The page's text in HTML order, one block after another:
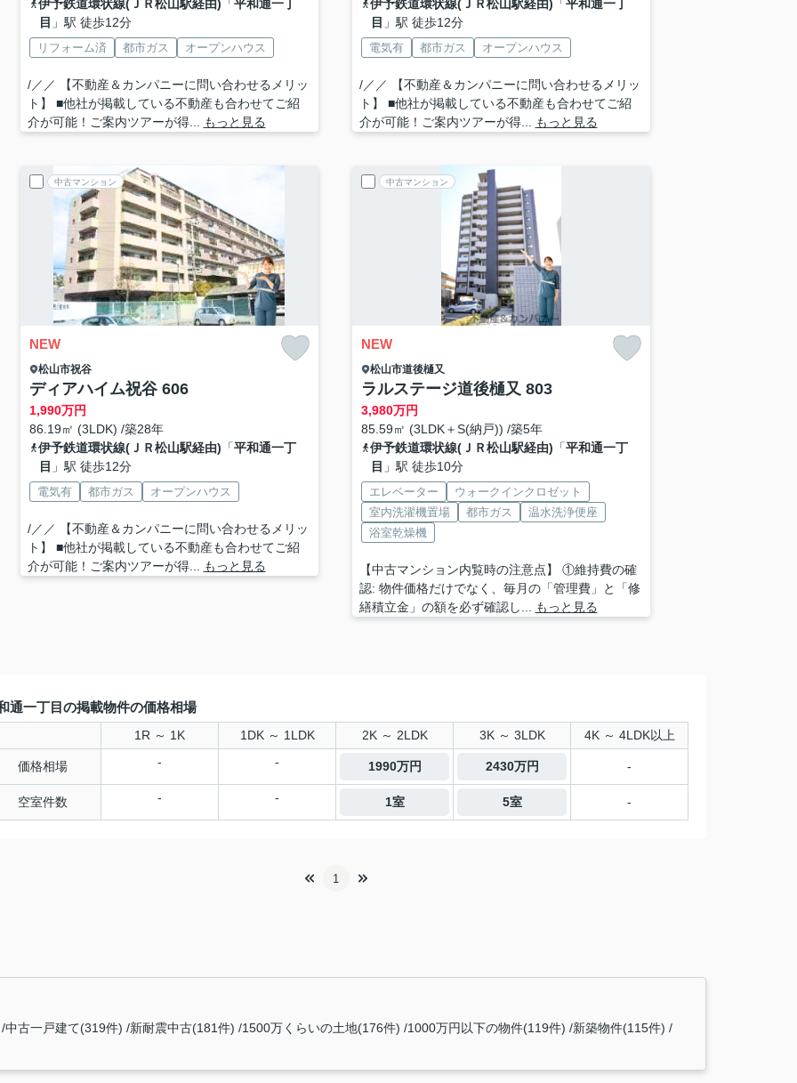
伊予鉄道環状線(ＪＲ松山駅経由) 「平和通一丁
目 」駅 徒歩12分
リフォーム済 都市ガス オープンハウス
/／／ 【不動産＆カンパニーに問い合わせるメリッ
ト】 ■他社が掲載している不動産も合わせてご紹
介が可能！ご案内ツアーが得...
もっと見る
伊予鉄道環状線(ＪＲ松山駅経由) 「平和通一丁
目 」駅 徒歩12分
電気有 都市ガス オープンハウス
/／／ 【不動産＆カンパニーに問い合わせるメリッ
ト】 ■他社が掲載している不動産も合わせてご紹
介が可能！ご案内ツアーが得...
もっと見る
中古マンション
NEW
松山市祝谷
ディアハイム祝谷 606
1,990万円
86.19㎡ (3LDK) /築28年
伊予鉄道環状線(ＪＲ松山駅経由) 「平和通一丁
目 」駅 徒歩12分
電気有 都市ガス オープンハウス
/／／ 【不動産＆カンパニーに問い合わせるメリッ
ト】 ■他社が掲載している不動産も合わせてご紹
介が可能！ご案内ツアーが得...
もっと見る
中古マンション
NEW
松山市道後樋又
ラルステージ道後樋又 803
3,980万円
85.59㎡ (3LDK＋S(納戸)) /築5年
伊予鉄道環状線(ＪＲ松山駅経由) 「平和通一丁
目 」駅 徒歩10分
エレベーター
ウォークインクロゼット
室内洗濯機置場
都市ガス
温水洗浄便座
浴室乾燥機
【中古マンション内覧時の注意点】 ①維持費の確
認: 物件価格だけでなく、毎月の「管理費」と「修
繕積立金」の額を必ず確認し...
もっと見る
通一丁目の掲載物件の価格相場
1R ～ 1K 1DK ～ 1LDK 2K ～ 2LDK 3K ～ 3LDK 4K ～ 4LDK以上
価格相場 - - 1990万円 2430万円 -
空室件数 - - 1室 5室 -
1
中古一戸建て(319件) 新耐震中古(181件) 1500万くらいの土地(176件) 1000万円以下の物件(119件) 新築物件(115件)